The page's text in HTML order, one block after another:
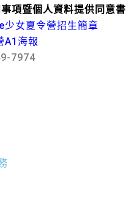
項暨個人資料提供同意書
女夏令營招生簡章
A1海報
7974